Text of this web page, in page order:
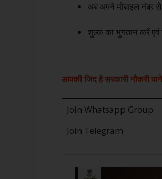
अब अपने मोबाइल नंबर
शुल्क का भुगतान करें
आपकी जिद है सरकारी नौकरी
Join Whatsapp Group
Join Telegram